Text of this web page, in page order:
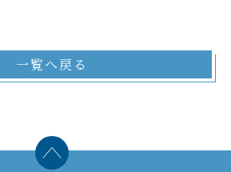
一覧へ戻る